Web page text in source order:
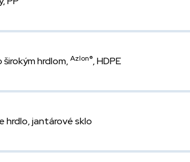
hrdlom,Azlon®, HDPE
hrdlo, jantárové sklo